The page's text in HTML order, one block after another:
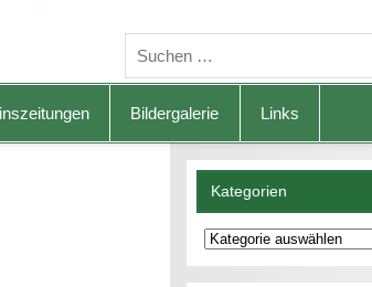
Bildergalerie Links
Kategorien
Kategorien